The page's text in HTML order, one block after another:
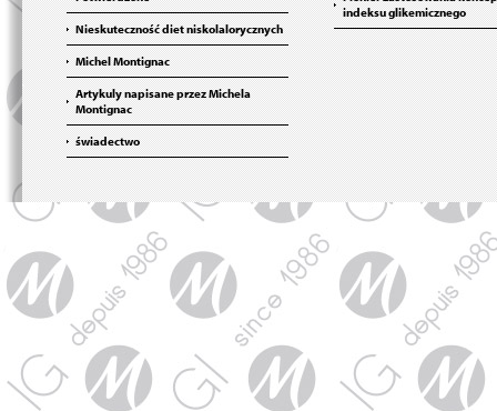
Nieskuteczność diet niskolalorycznych
Michel Montignac
Artykuly napisane przez Michela
Montignac
świadectwo
indeksu glikemicznego